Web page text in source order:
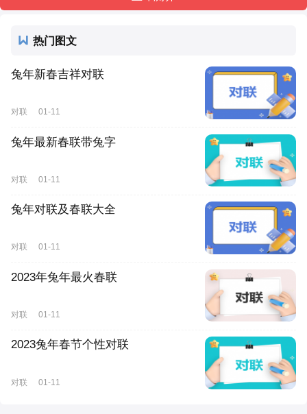
热门图文
兔年新春吉祥对联
对联 01-11
兔年最新春联带兔字
对联 01-11
兔年对联及春联大全
对联 01-11
2023年兔年最火春联
对联 01-11
2023兔年春节个性对联
对联 01-11